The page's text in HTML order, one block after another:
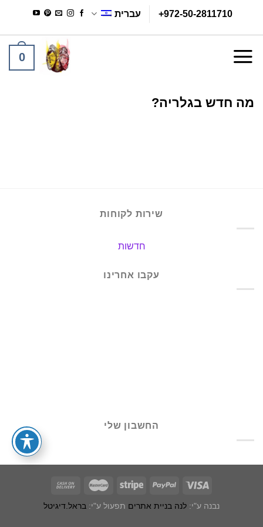
content
+972-50-2811710 עברית
0
מה חדש בגלריה?
שירות לקוחות
חדשות
עקבו אחרינו
החשבון שלי
נבנה ע"י: לנה בניית אתרים תפעול ע"י: בראל.דיגיטל